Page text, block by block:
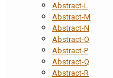
Abstract-L
Abstract-M
Abstract-N
Abstract-O
Abstract-P
Abstract-Q
Abstract-R